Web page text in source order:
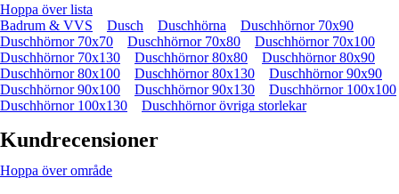
Hoppa över lista
Badrum & VVS
Dusch Duschhörna
Duschhörnor 70x90
Duschhörnor 70x70
Duschhörnor 70x80
Duschhörnor 70x100
Duschhörnor 70x130
Duschhörnor 80x80
Duschhörnor 80x90
Duschhörnor 80x100
Duschhörnor 80x130
Duschhörnor 90x90
Duschhörnor 90x100
Duschhörnor 90x130
Duschhörnor 100x100
Duschhörnor 100x130
Duschhörnor övriga storlekar
Kundrecensioner
Hoppa över område